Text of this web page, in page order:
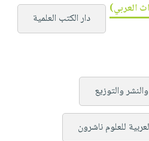
العربي)
دار الكتب العلمية
والتوزيع
للعلوم ناشرون